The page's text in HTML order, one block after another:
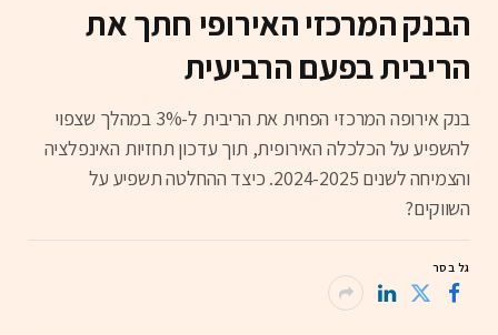
הבנק המרכזי האירופי חתך את
הריבית בפעם הרביעית
בנק אירופה המרכזי הפחית את הריבית ל-3% במהלך שצפוי
להשפיע על הכלכלה האירופית, תוך עדכון תחזיות האינפלציה
והצמיחה לשנים 2024-2025. כיצד ההחלטה תשפיע על
השווקים?
גל בסר